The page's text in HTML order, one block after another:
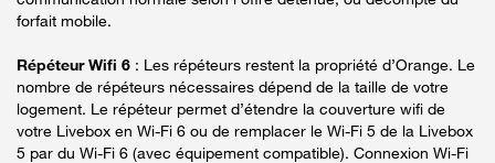
forfait mobile.
Répéteur Wifi 6 : Les répéteurs restent la propriété d’Orange. Le
nombre de répéteurs nécessaires dépend de la taille de votre
logement. Le répéteur permet d’étendre la couverture wifi de
votre Livebox en Wi-Fi 6 ou de remplacer le Wi-Fi 5 de la Livebox
5 par du Wi-Fi 6 (avec équipement compatible). Connexion Wi-Fi